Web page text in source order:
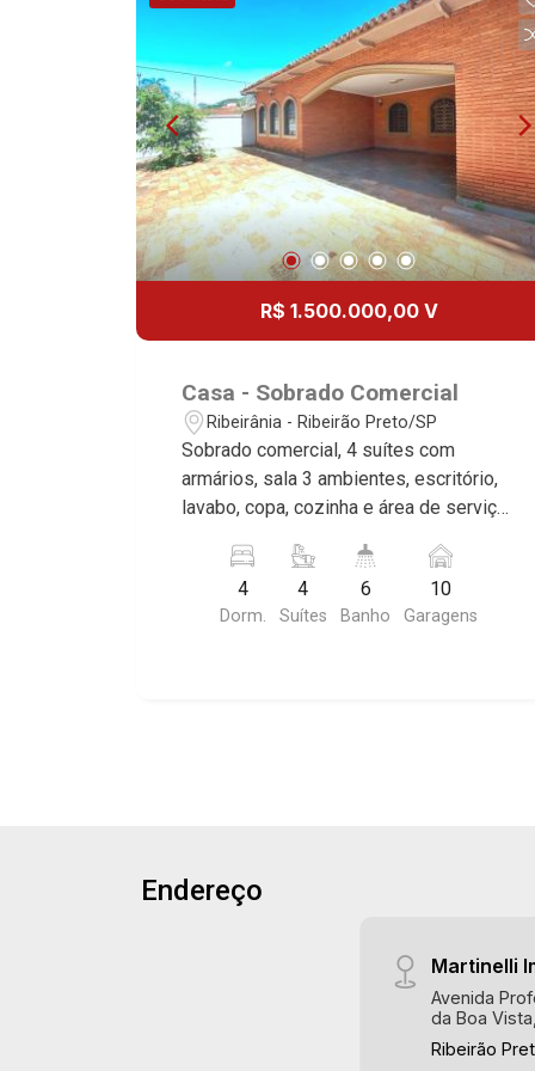
San Marco, Vila Romana, Bosque dos
Juritis, Jardim dos Guaporés e Bella
Città Residencial e Industrial. Avenida
João Fiúsa, 1051 - Alto da Boa Vista |
Ribeirão Preto.
R$ 1.500.000,00 V
Casa - Sobrado Comercial
Ribeirânia - Ribeirão Preto/SP
Sobrado comercial, 4 suítes com
armários, sala 3 ambientes, escritório,
lavabo, copa, cozinha e área de serviço
empregada, espaço gourmet com
churrasqueira, vestiário, jardim, quintal,
corredor lateral, 10 vagas, excelente
4
Dorm.
4
Suítes
6
Banho
10
Garagens
Endereço
Martinelli
Avenida
da Boa
Ribeirão